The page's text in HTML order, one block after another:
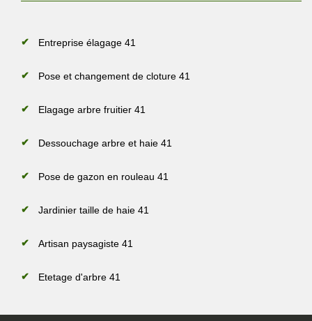
Entreprise élagage 41
Pose et changement de cloture 41
Elagage arbre fruitier 41
Dessouchage arbre et haie 41
Pose de gazon en rouleau 41
Jardinier taille de haie 41
Artisan paysagiste 41
Etetage d'arbre 41